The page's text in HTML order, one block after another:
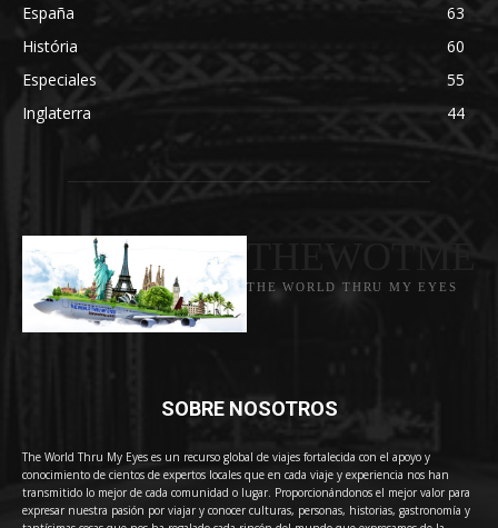
España
63
História
60
Especiales
55
Inglaterra
44
THE WORLD THRU MY EYES
SOBRE NOSOTROS
The World Thru My Eyes es un recurso global de viajes fortalecida con el apoyo y
conocimiento de cientos de expertos locales que en cada viaje y experiencia nos han
transmitido lo mejor de cada comunidad o lugar. Proporcionándonos el mejor valor para
expresar nuestra pasión por viajar y conocer culturas, personas, historias, gastronomía y